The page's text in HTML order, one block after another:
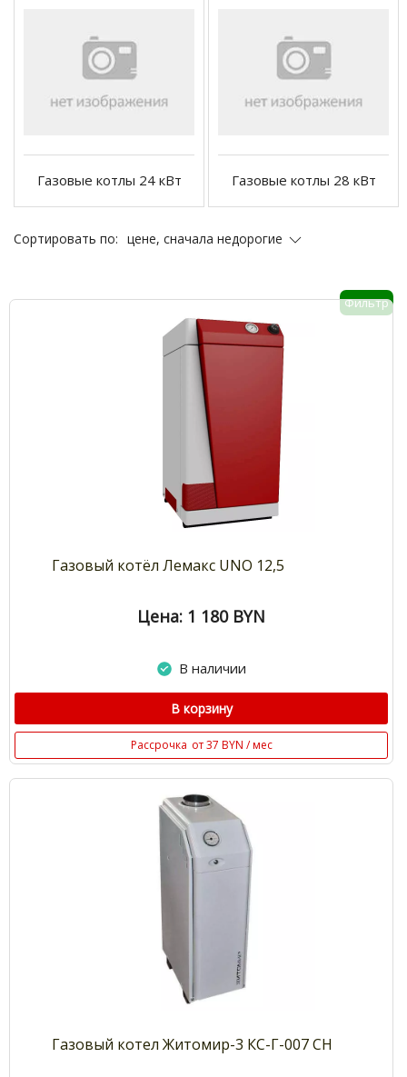
Газовые котлы 24 кВт Газовые котлы 28 кВт
Сортировать по: цене, сначала недорогие
Фильтр
Газовый котёл Лемакс UNO 12,5
Цена: 1 180 BYN
В наличии
В корзину
Рассрочка от 37 BYN / мес
Газовый котел Житомир-3 КС-Г-007 СН